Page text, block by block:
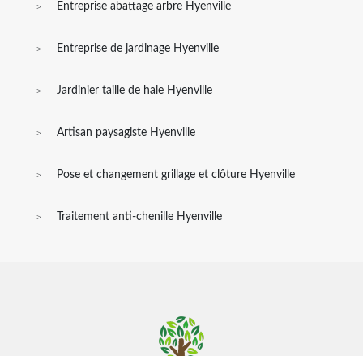
Entreprise abattage arbre Hyenville
Entreprise de jardinage Hyenville
Jardinier taille de haie Hyenville
Artisan paysagiste Hyenville
Pose et changement grillage et clôture Hyenville
Traitement anti-chenille Hyenville